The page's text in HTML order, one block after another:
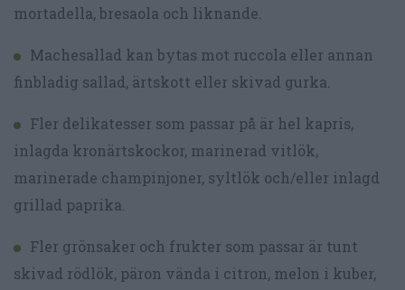
mortadella, bresaola och liknande.
Machesallad kan bytas mot ruccola eller annan
finbladig sallad, ärtskott eller skivad gurka.
Fler delikatesser som passar på är hel kapris,
inlagda kronärtskockor, marinerad vitlök,
marinerade champinjoner, syltlök och/eller inlagd
grillad paprika.
Fler grönsaker och frukter som passar är tunt
skivad rödlök, päron vända i citron, melon i kuber,